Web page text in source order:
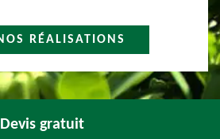
RÉALISATIONS
Devis gratuit